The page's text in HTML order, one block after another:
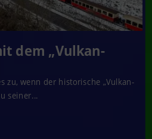
dem „Vulkan-
zu, wenn der historische „Vulkan-
seiner...